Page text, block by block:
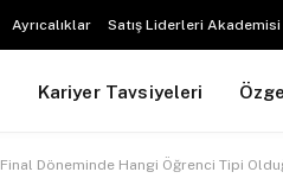
Ayrıcalıklar Satış Liderleri Akademisi
Kariyer Tavsiyeleri
Final Döneminde Hangi Öğrenci Tipi